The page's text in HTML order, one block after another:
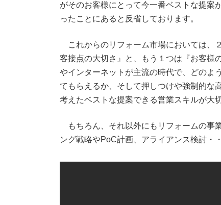
がそのお客様にとって今一番ベストな提案
ったことにあると反省しております。
これからのリフォーム市場においては、
客接点の大切さ』と、もう１つは『お客様
やインターネットが主流の時代で、どのよ
てもらえるか、そして押しつけや強制的な
考えたベストな提案できる営業スキルが大
もちろん、それ以外にもリフォームの事
ング戦略やPoC計画、アライアンス検討・